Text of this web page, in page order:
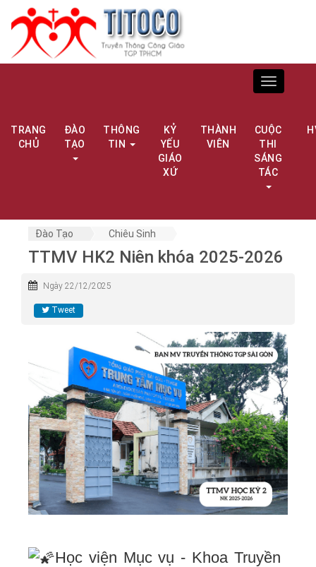
Toggle
navigation
TRANG
CHỦ
ĐÀO
TẠO
THÔNG
TIN
KỶ
YẾU
GIÁO
XỨ
THÀNH
VIÊN
CUỘC
THI
SÁNG
TÁC
Đào Tạo Chiêu Sinh
TTMV HK2 Niên khóa 2025-2026
Ngày 22/12/2025
Tweet
Học viện Mục vụ - Khoa Truyền